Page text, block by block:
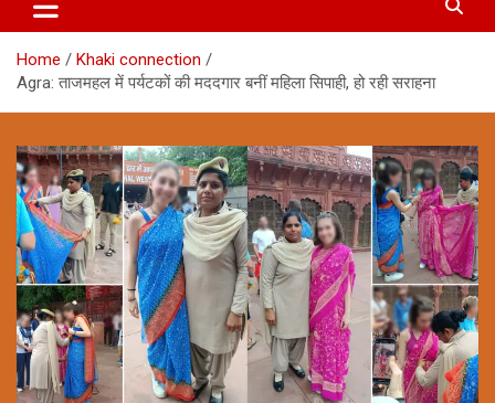
Home
Khaki connection
Agra: ताजमहल में पर्यटकों की मददगार बनीं महिला सिपाही, हो रही सराहना